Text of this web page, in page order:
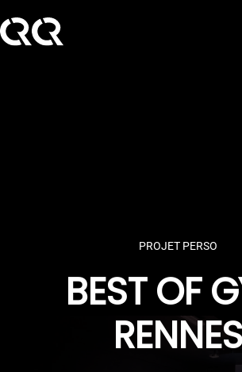
Skip to main content
PROJET PERSO
BEST OF
RENNES